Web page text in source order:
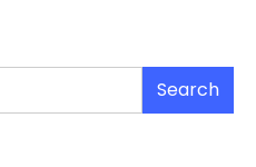
Search